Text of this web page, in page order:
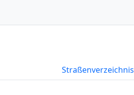
Straßenverzeichnis